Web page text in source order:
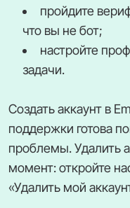
пройдите
что вы не бот;
настройте
задачи.
Создать аккаунт в
поддержки готова
проблемы. Удалить
момент: откройте
«Удалить мой